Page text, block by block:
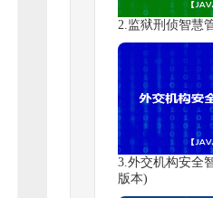
2.监狱刑侦智慧
3.外交机构安全
版本)